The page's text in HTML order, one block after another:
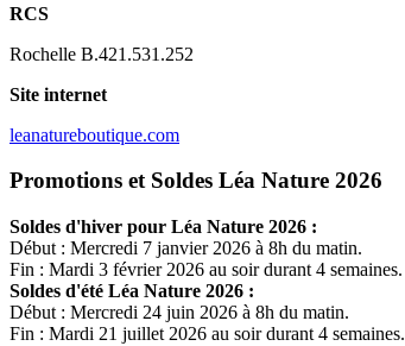
RCS
Rochelle B.421.531.252
Site internet
leanatureboutique.com
Promotions et Soldes Léa Nature 2026
Soldes d'hiver pour Léa Nature 2026 :
Début : Mercredi 7 janvier 2026 à 8h du matin.
Fin : Mardi 3 février 2026 au soir durant 4 semaines.
Soldes d'été Léa Nature 2026 :
Début : Mercredi 24 juin 2026 à 8h du matin.
Fin : Mardi 21 juillet 2026 au soir durant 4 semaines.